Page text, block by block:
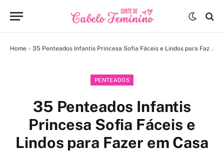
Home » 35 Penteados Infantis Princesa Sofia Fáceis e Lindos para Fazer em Casa
PENTEADOS
35 Penteados Infantis
Princesa Sofia Fáceis e
Lindos para Fazer em Casa